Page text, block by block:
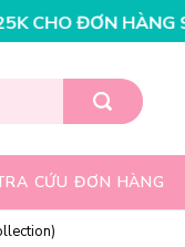
MÃ T08FS25K
CỨU ĐƠN HÀNG